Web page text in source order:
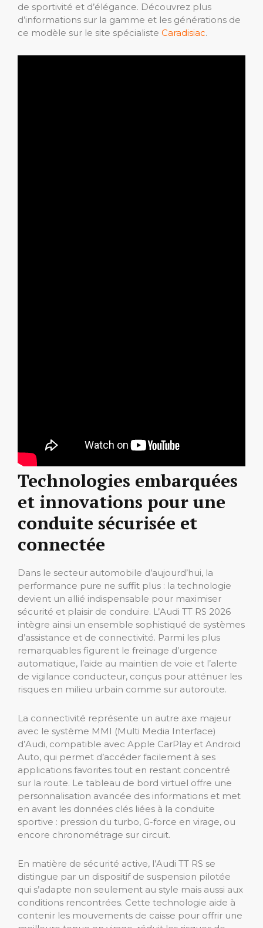
de sportivité et d’élégance. Découvrez plus
d’informations sur la gamme et les générations de
ce modèle sur le site spécialiste Caradisiac.
Technologies embarquées
et innovations pour une
conduite sécurisée et
connectée
Dans le secteur automobile d’aujourd’hui, la
performance pure ne suffit plus : la technologie
devient un allié indispensable pour maximiser
sécurité et plaisir de conduire. L’Audi TT RS 2026
intègre ainsi un ensemble sophistiqué de systèmes
d’assistance et de connectivité. Parmi les plus
remarquables figurent le freinage d’urgence
automatique, l’aide au maintien de voie et l’alerte
de vigilance conducteur, conçus pour atténuer les
risques en milieu urbain comme sur autoroute.
La connectivité représente un autre axe majeur
avec le système MMI (Multi Media Interface)
d’Audi, compatible avec Apple CarPlay et Android
Auto, qui permet d’accéder facilement à ses
applications favorites tout en restant concentré
sur la route. Le tableau de bord virtuel offre une
personnalisation avancée des informations et met
en avant les données clés liées à la conduite
sportive : pression du turbo, G-force en virage, ou
encore chronométrage sur circuit.
En matière de sécurité active, l’Audi TT RS se
distingue par un dispositif de suspension pilotée
qui s’adapte non seulement au style mais aussi aux
conditions rencontrées. Cette technologie aide à
contenir les mouvements de caisse pour offrir une